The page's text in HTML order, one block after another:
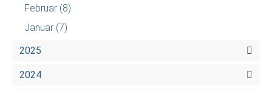
Februar (8)
Januar (7)
2025
2024